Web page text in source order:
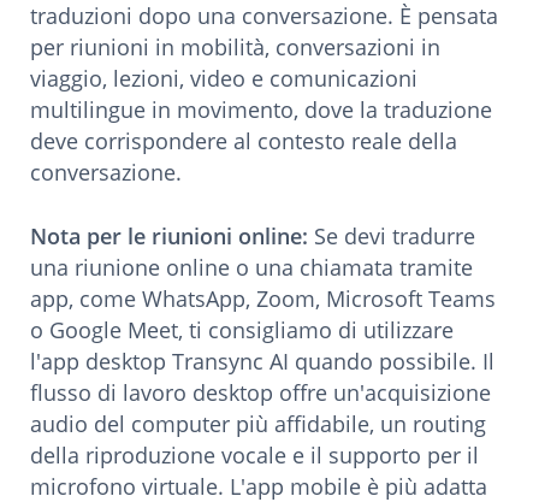
traduzioni dopo una conversazione. È pensata
per riunioni in mobilità, conversazioni in
viaggio, lezioni, video e comunicazioni
multilingue in movimento, dove la traduzione
deve corrispondere al contesto reale della
conversazione.
Nota per le riunioni online: Se devi tradurre
una riunione online o una chiamata tramite
app, come WhatsApp, Zoom, Microsoft Teams
o Google Meet, ti consigliamo di utilizzare
l'app desktop Transync AI quando possibile. Il
flusso di lavoro desktop offre un'acquisizione
audio del computer più affidabile, un routing
della riproduzione vocale e il supporto per il
microfono virtuale. L'app mobile è più adatta